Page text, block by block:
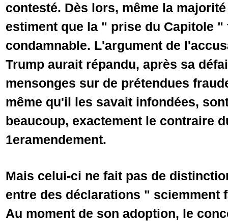
contesté. Dès lors, même la
estiment que la " prise du Capitole "
condamnable. L'argument de
Trump aurait répandu, après sa
mensonges sur de prétendues
même qu'il les savait infondées,
beaucoup, exactement le contraire
1eramendement.
Mais celui-ci ne fait pas de
entre des déclarations " sciemment
Au moment de son adoption, le